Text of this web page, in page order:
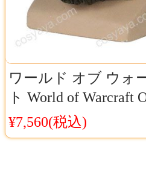
ワールド オブ ウォ
ト World of Warcraft
Doomhammer ハロウ
コスプレマスク
¥7,560(税込)